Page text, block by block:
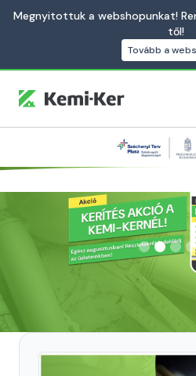
Megnyitottuk a webshopunkat!
től!
Tovább a